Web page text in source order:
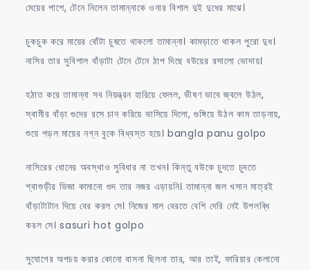
মেয়ের পাশে, টেনে নিলেন তামান্নাকে ওনার বিশাল দুই দুধের মাঝে।
চুকচুক করে মায়ের বোঁটা চুষতে থাকলো তামান্না। কামড়াতে থাকল পুরো দুধ।
নাসির তার সুবিশাল বাঁড়াটা টেনে টেনে ঠাপ দিছে বউয়ের রসালো ভোদায়।
হঠাত করে তামান্না সব নিয়ন্ত্রন হারিয়ে ফেলল, ভীষণ ভাবে জ্বলে উঠল,
স্বামীর বাঁড়া গুদের রসে চান করিয়ে ভাসিয়ে দিলো, গুঙ্গিয়ে উঠল কাম তাড়নায়,
শুয়ে পড়ল মায়ের নগ্ন বুকে বিধ্বস্ত হয়ে। bangla panu golpo
নাসিরের ধোনের অবস্থাও সুবিধার না তখন। কিন্তু বউকে চুদতে চুদতে
শ্বাশুড়ীর ভিজা কামানো গুদ তার নজর এড়ায়নি। তামান্না জল খসান মাত্রই
বাঁড়াটাটান দিয়ে বের করল সে। নিজের মাল বেরতে বেশি দেরি নেই উপলব্ধি
করল সে। sasuri hot golpo
সুযোগের অপচয় করার কোনো বাসনা ছিলনা তার, আর তাই, ফারিয়ার কেলানো